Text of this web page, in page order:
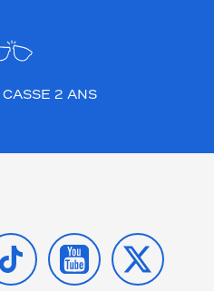
2 ANS
YOUTUBE
X